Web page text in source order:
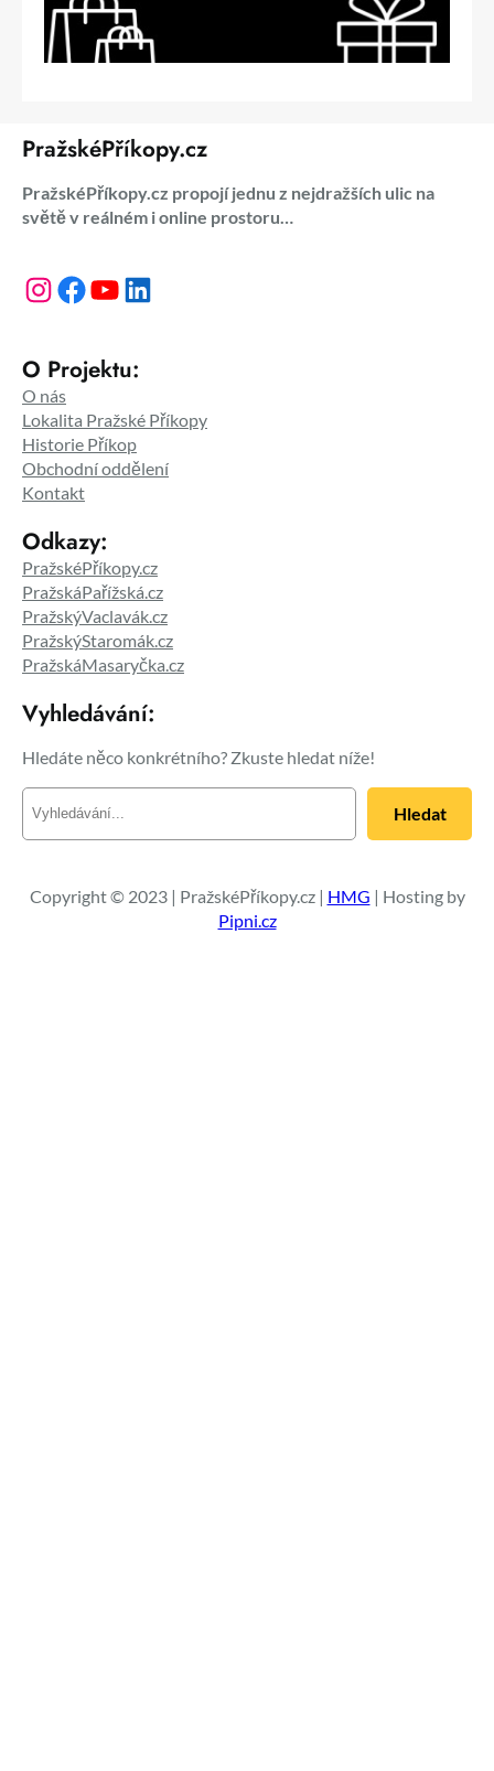
PražskéPříkopy.cz
PražskéPříkopy.cz propojí jednu z nejdražších ulic na
světě v reálném i online prostoru…
Instagram Facebook YouTube LinkedIn
O Projektu:
O nás
Lokalita Pražské Příkopy
Historie Příkop
Obchodní oddělení
Kontakt
Odkazy:
PražskéPříkopy.cz
PražskáPařížská.cz
PražskýVaclavák.cz
PražskýStaromák.cz
PražskáMasaryčka.cz
Vyhledávání:
Hledáte něco konkrétního? Zkuste hledat níže!
e
a
t
Hledat
Copyright © 2023 | PražskéPříkopy.cz | HMG | Hosting by
Pipni.cz